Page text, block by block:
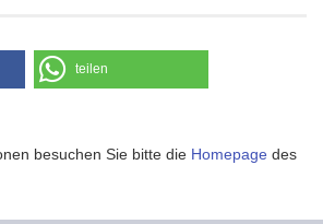
teilen
besuchen Sie bitte die Homepage des